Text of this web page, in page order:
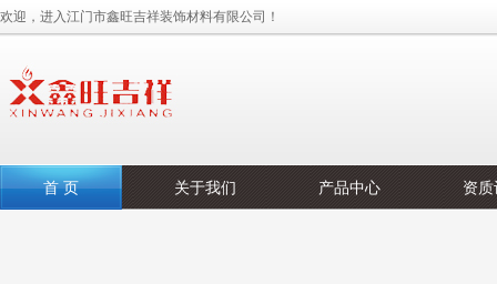
欢迎，进入江门市鑫旺吉祥装饰材料有限公司！
首 页 关于我们 产品中心 资